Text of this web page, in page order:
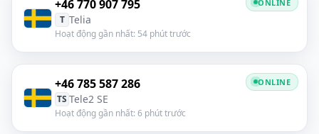
+46 770 907 795
T Telia
Hoạt động gần nhất: 54 phút trước
ONLINE
+46 785 587 286
TS Tele2 SE
Hoạt động gần nhất: 6 phút trước
ONLINE